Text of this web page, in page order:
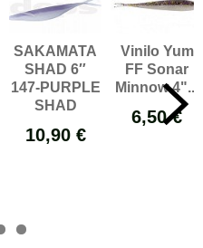
SAKAMATA
SHAD 6″
147-PURPLE
SHAD
10,90 €
Vinilo Yum
FF Sonar
Minnow 4"...
6,50 €